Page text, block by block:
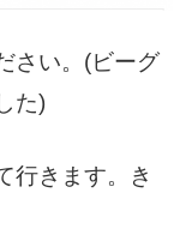
さい。(ビーグ
た)
行きます。き